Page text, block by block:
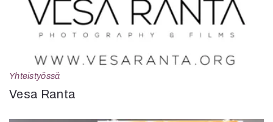
Yhteistyössä
Vesa Ranta